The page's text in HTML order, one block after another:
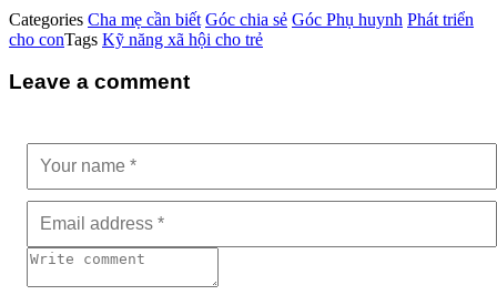
Categories Cha mẹ cần biết Góc chia sẻ Góc Phụ huynh Phát triển
cho conTags Kỹ năng xã hội cho trẻ
Leave a comment